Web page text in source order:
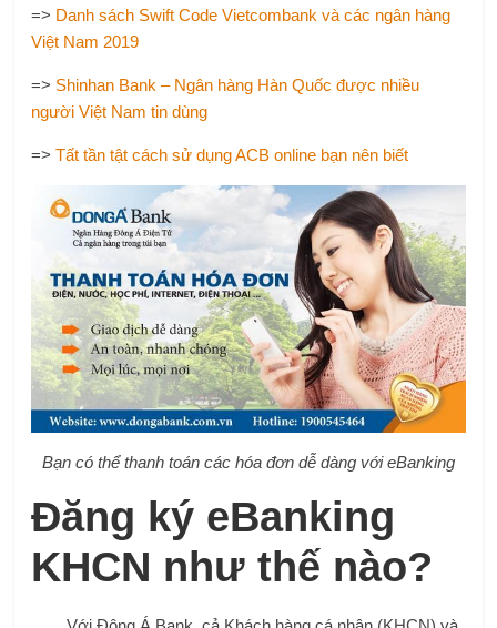
=> Danh sách Swift Code Vietcombank và các ngân hàng
Việt Nam 2019
=> Shinhan Bank – Ngân hàng Hàn Quốc được nhiều
người Việt Nam tin dùng
=>Tất tần tật cách sử dụng ACB online bạn nên biết
Bạn có thể thanh toán các hóa đơn dễ dàng với eBanking
Đăng ký eBanking
KHCN như thế nào?